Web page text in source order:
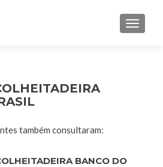
também consultaram:
BANCO DO